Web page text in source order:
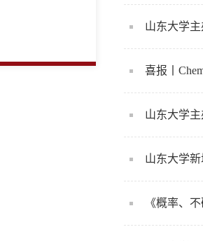
山东大学主
喜报丨
山东大学
山东大学
《概率、